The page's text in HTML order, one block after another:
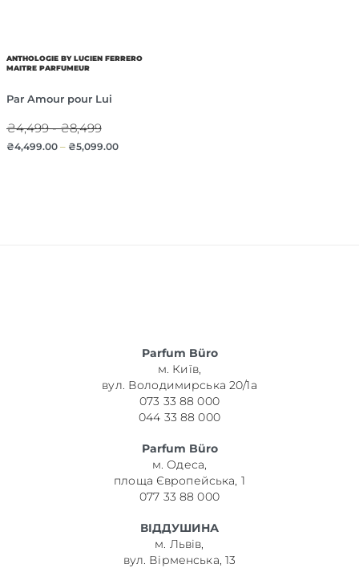
ANTHOLOGIE BY LUCIEN FERRERO
MAITRE PARFUMEUR
Par Amour pour Lui
₴4,499 - ₴8,499
₴4,499.00– ₴5,099.00
Parfum Büro
м. Київ,
вул. Володимирська 20/1а
073 33 88 000
044 33 88 000
Parfum Büro
м. Одеса,
площа Європейська, 1
077 33 88 000
ВІДДУШИНА
м. Львів,
вул. Вірменська, 13